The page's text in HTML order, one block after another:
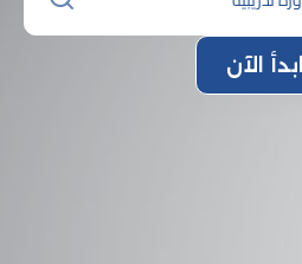
ابدأ الآن